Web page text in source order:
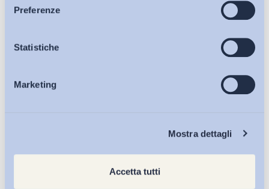
Preferenze
Statistiche
Marketing
Mostra dettagli
Accetta tutti
Articoli
Osservatori
Eventi